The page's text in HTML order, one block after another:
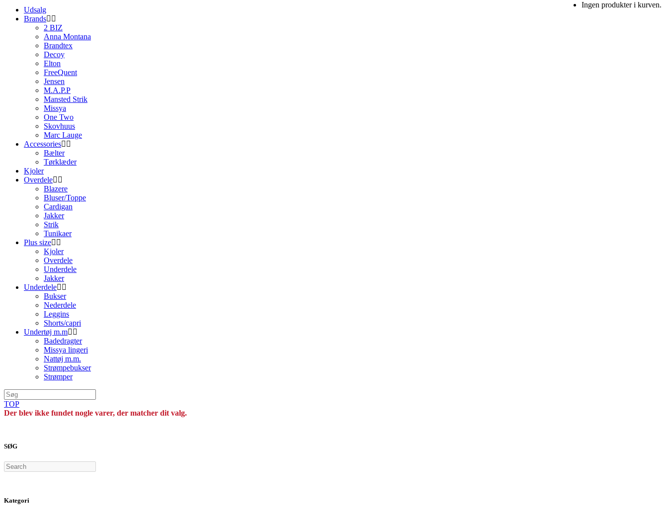
Ingen produkter i kurven.
Udsalg
Brands
2 BIZ
Anna Montana
Brandtex
Decoy
Elton
FreeQuent
Jensen
M.A.P.P
Mansted Strik
Missya
One Two
Skovhuus
Marc Lauge
Accessories
Bælter
Tørklæder
Kjoler
Overdele
Blazere
Bluser/Toppe
Cardigan
Jakker
Strik
Tunikaer
Plus size
Kjoler
Overdele
Underdele
Jakker
Underdele
Bukser
Nederdele
Leggins
Shorts/capri
Undertøj m.m
Badedragter
Missya lingeri
Nattøj m.m.
Strømpebukser
Strømper
TOP
Der blev ikke fundet nogle varer, der matcher dit valg.
SØG
Search
Kategori